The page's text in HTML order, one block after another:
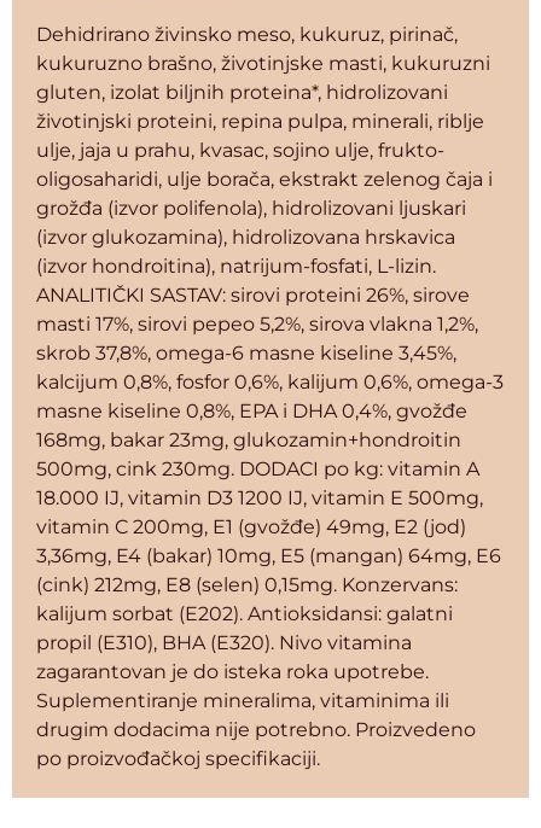
Dehidrirano živinsko meso, kukuruz, pirinač,
kukuruzno brašno, životinjske masti, kukuruzni
gluten, izolat biljnih proteina*, hidrolizovani
životinjski proteini, repina pulpa, minerali, riblje
ulje, jaja u prahu, kvasac, sojino ulje, frukto-
oligosaharidi, ulje borača, ekstrakt zelenog čaja i
grožđa (izvor polifenola), hidrolizovani ljuskari
(izvor glukozamina), hidrolizovana hrskavica
(izvor hondroitina), natrijum-fosfati, L-lizin.
ANALITIČKI SASTAV: sirovi proteini 26%, sirove
masti 17%, sirovi pepeo 5,2%, sirova vlakna 1,2%,
skrob 37,8%, omega-6 masne kiseline 3,45%,
kalcijum 0,8%, fosfor 0,6%, kalijum 0,6%, omega-3
masne kiseline 0,8%, EPA i DHA 0,4%, gvožđe
168mg, bakar 23mg, glukozamin+hondroitin
500mg, cink 230mg. DODACI po kg: vitamin A
18.000 IJ, vitamin D3 1200 IJ, vitamin E 500mg,
vitamin C 200mg, E1 (gvožđe) 49mg, E2 (jod)
3,36mg, E4 (bakar) 10mg, E5 (mangan) 64mg, E6
(cink) 212mg, E8 (selen) 0,15mg. Konzervans:
kalijum sorbat (E202). Antioksidansi: galatni
propil (E310), BHA (E320). Nivo vitamina
zagarantovan je do isteka roka upotrebe.
Suplementiranje mineralima, vitaminima ili
drugim dodacima nije potrebno. Proizvedeno
po proizvođačkoj specifikaciji.